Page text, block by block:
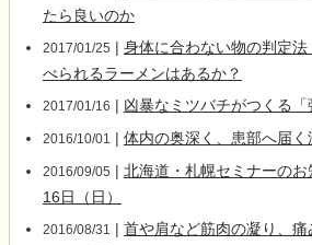
たら良いのか
2017/01/25 | 身体に合わない物の判
べられるラーメンはあるか？
2017/01/16 | 凶暴なミツバチがつくる「
2016/10/01 | 体内の奥深く、患部へ届く
2016/09/05 | 北海道・札幌セミナーの
16日（日）
2016/08/31 | 首や肩など筋肉の凝り、